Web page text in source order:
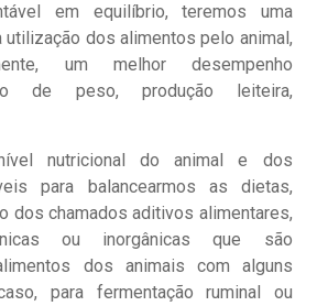
em equilíbrio, teremos uma
utilização dos alimentos pelo animal,
um melhor desempenho
de peso, produção leiteira,
nutricional do animal e dos
para balancearmos as dietas,
dos chamados aditivos alimentares,
ou inorgânicas que são
dos animais com alguns
para fermentação ruminal ou